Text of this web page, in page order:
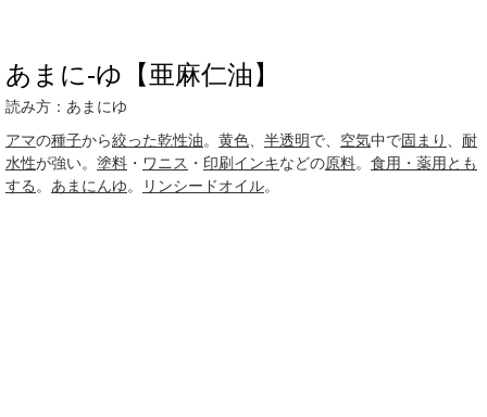
あまに‐ゆ【亜麻仁油】
読み方：あまにゆ
アマの種子から絞った乾性油。 黄色 半透明で、 空気中で固まり
耐
水性が強い。 塗料 ・ ワニス ・ 印刷 インキなどの原料。 食用・薬用 とも
する 。 あまにんゆ。 リンシードオイル。